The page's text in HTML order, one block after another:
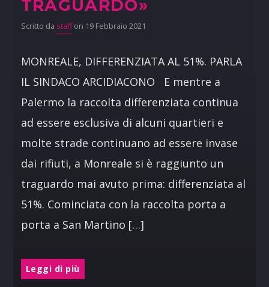
TRAGUARDO»
Scritto da staffon 19 Febbraio 2021
MONREALE, DIFFERENZIATA AL 51%. PARLA
IL SINDACO ARCIDIACONO E mentre a
Palermo la raccolta differenziata continua
ad essere esclusiva di alcuni quartieri e
molte strade continuano ad essere invase
dai rifiuti, a Monreale si è raggiunto un
traguardo mai avuto prima: differenziata al
51%. Cominciata con la raccolta porta a
porta a San Martino […]
Leggi di più